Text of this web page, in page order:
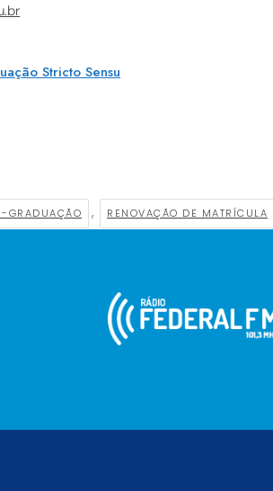
Stricto Sensu
GRADUAÇÃO , RENOVAÇÃO DE MATRÍCULA